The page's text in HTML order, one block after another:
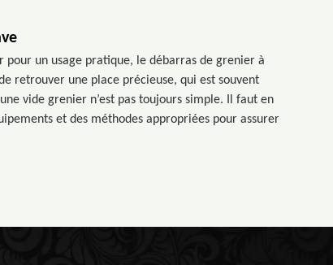
un usage pratique, le débarras de grenier à
retrouver une place précieuse, qui est souvent
vide grenier n’est pas toujours simple. Il faut en
et des méthodes appropriées pour assurer